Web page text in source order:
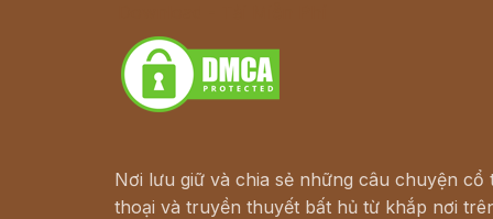
Nơi lưu giữ và chia sẻ những câu chuyện cổ
thoại và truyền thuyết bất hủ từ khắp nơi